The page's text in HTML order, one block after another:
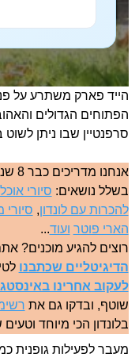
הפתוחים הגדולים
סרפנטיין שבו ניתן
אנחנו מדריכים כבר 8 שנים
בשלל נושאים: סיורי אוכל
להכרות עם לונדון, סיורי
הארי פוטר ועוד...
רוצים להגיע מוכנים?
הדיגיטליים שכתבנו
לעקוב אחרינו
שוטף, ובדקו גם את
בלונדון הכי מיוחד
מעבר לפעילות גופנית